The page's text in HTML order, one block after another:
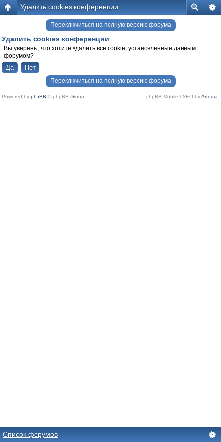
Удалить cookies конференции
Переключиться на полную версию форума
Удалить cookies конференции
Вы уверены, что хотите удалить все cookie, установленные данным
форумом?
Переключиться на полную версию форума
Powered by phpBB © phpBB Group. phpBB Mobile / SEO byArtodia
Список форумов